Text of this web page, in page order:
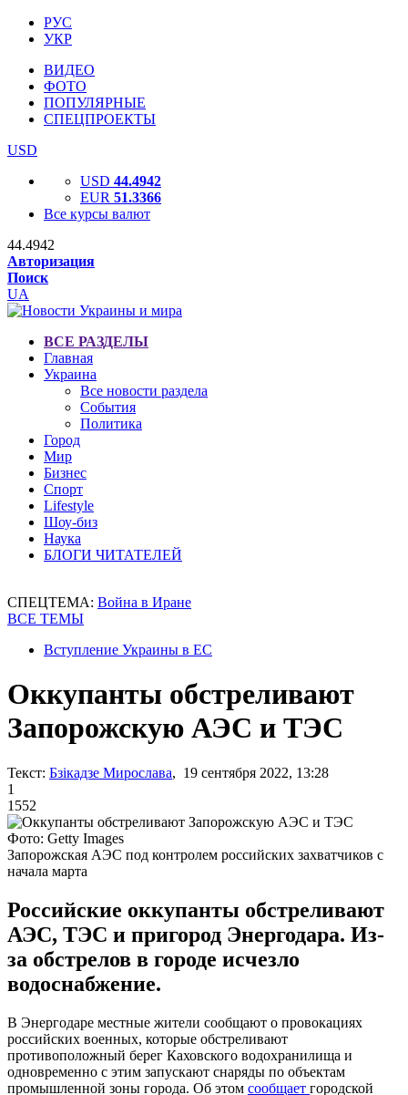
РУС
УКР
ВИДЕО
ФОТО
ПОПУЛЯРНЫЕ
СПЕЦПРОЕКТЫ
USD
USD 44.4942
EUR 51.3366
Все курсы валют
44.4942
Авторизация
Поиск
UA
ВСЕ РАЗДЕЛЫ
Главная
Украина
Все новости раздела
События
Политика
Город
Мир
Бизнес
Спорт
Lifestyle
Шоу-биз
Наука
БЛОГИ ЧИТАТЕЛЕЙ
СПЕЦТЕМА: Война в Иране
ВСЕ ТЕМЫ
Вступление Украины в ЕС
Оккупанты обстреливают
Запорожскую АЭС и ТЭС
Текст: Бзікадзе Мирослава, 19 сентября 2022, 13:28
1
1552
Фото: Getty Images
Запорожская АЭС под контролем российских захватчиков с
начала марта
Российские оккупанты обстреливают
АЭС, ТЭС и пригород Энергодара. Из-
за обстрелов в городе исчезло
водоснабжение.
В Энергодаре местные жители сообщают о провокациях
российских военных, которые обстреливают
противоположный берег Каховского водохранилища и
одновременно с этим запускают снаряды по объектам
промышленной зоны города. Об этом сообщает городской